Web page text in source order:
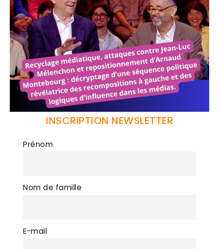
INSCRIPTION NEWSLETTER
Prénom
Nom de famille
E-mail